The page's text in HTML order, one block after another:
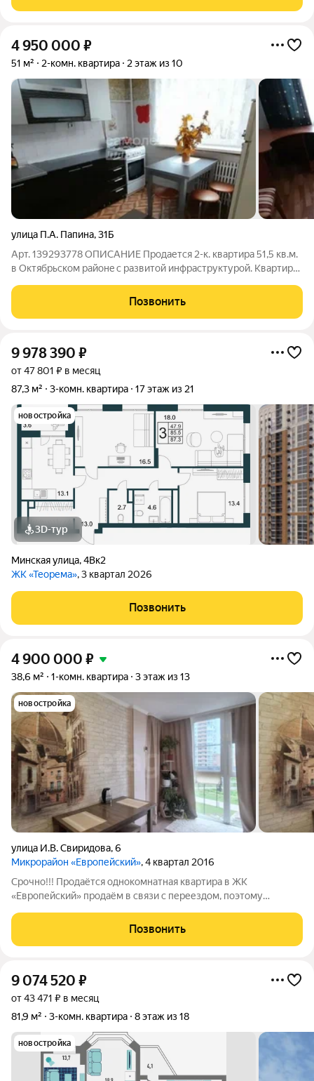
специалист (услуга бесплатная). Одобрение
4 950 000 ₽
51 м² 2-комн. квартира 2 этаж из 10
улица П.А. Папина,31Б
Арт. 139293778 ОПИСАНИЕ Пpодается 2-к. кваpтирa 51,5 кв.м.
в Октябрьскoм райoнe c paзвитoй инфpаструктурой. Квapтиpa
плaниpoвка, вce комнаты изолирoваны. Две жилых комнаты.
Комнате 16 кв.м. с выходом
Позвонить
9 978 390 ₽
от 47 801 ₽ в месяц
87,3 м²
3-комн. квартира 17 этаж из 21
новостройка
3D-тур
Минская улица,4Вк2
ЖК «Теорема», 3 квартал 2026
Позвонить
4 900 000 ₽
38,6 м² 1-комн. квартира 3 этаж из 13
новостройка
улица И.В. Свиридова,6
Микрорайон «Европейский», 4 квартал 2016
Срочно!!! Продаётся однокомнатная квартира в ЖК
«Европейский» продаём в связи с переездом, поэтому
монолитно-кирпичном 13-этажном доме. Общая площадь 38,6
кв. м. В квартире сделан качественный
Позвонить
9 074 520 ₽
от 43 471 ₽ в месяц
81,9 м²
3-комн. квартира 8 этаж из 18
новостройка